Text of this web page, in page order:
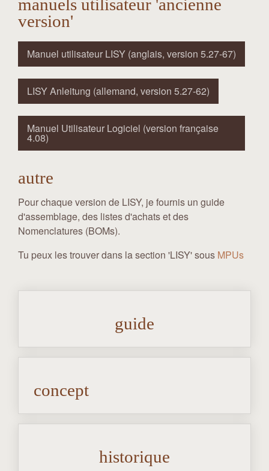
manuels utilisateur 'ancienne
version'
Manuel utilisateur LISY (anglais, version 5.27-67)
LISY Anleitung (allemand, version 5.27-62)
Manuel Utilisateur Logiciel (version française
4.08)
autre
Pour chaque version de LISY, je fournis un guide
d'assemblage, des listes d'achats et des
Nomenclatures (BOMs).
Tu peux les trouver dans la section 'LISY' sous MPUs
guide
concept
historique